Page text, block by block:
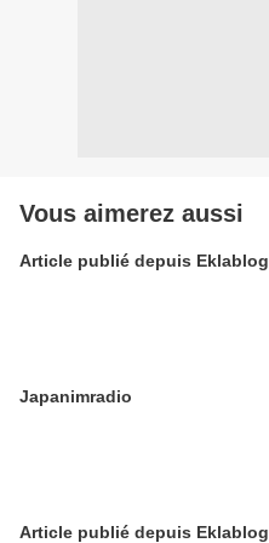
Vous aimerez aussi
Article publié depuis Eklablog
Japanimradio
Article publié depuis Eklablog